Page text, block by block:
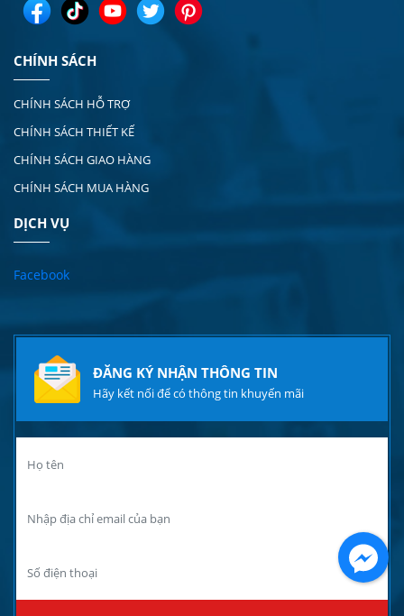
CHÍNH SÁCH
CHÍNH SÁCH HỖ TRỢ
CHÍNH SÁCH THIẾT KẾ
CHÍNH SÁCH GIAO HÀNG
CHÍNH SÁCH MUA HÀNG
DỊCH VỤ
Facebook
ĐĂNG KÝ NHẬN THÔNG TIN
Hãy kết nối để có thông tin khuyến mãi